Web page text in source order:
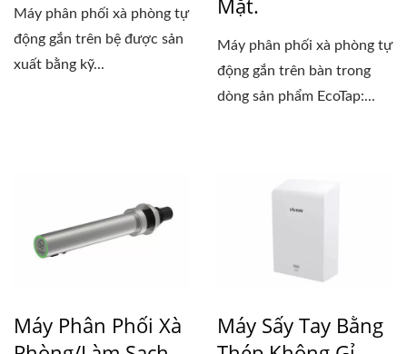
Máy phân phối xà phòng tự
động gắn trên bệ được sản
xuất bằng kỹ...
Mặt.
Máy phân phối xà phòng tự
động gắn trên bàn trong
dòng sản phẩm EcoTap:...
Máy Phân Phối Xà
Máy Sấy Tay Bằng